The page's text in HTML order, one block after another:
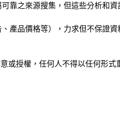
靠之來源搜集，但這些分析和
產品價格等），力求但不保證
或授權，任何人不得以任何形